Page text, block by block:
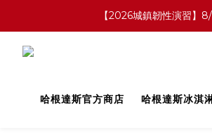
【2026城鎮韌性演習】
哈根達斯官方商店 哈根達斯冰淇